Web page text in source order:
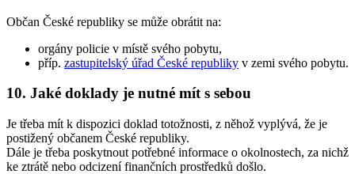
Občan České republiky se může obrátit na:
orgány policie v místě svého pobytu,
příp. zastupitelský úřad České republiky v zemi svého pobytu.
10. Jaké doklady je nutné mít s sebou
Je třeba mít k dispozici doklad totožnosti, z něhož vyplývá, že je
postižený občanem České republiky.
Dále je třeba poskytnout potřebné informace o okolnostech, za nichž
ke ztrátě nebo odcizení finančních prostředků došlo.